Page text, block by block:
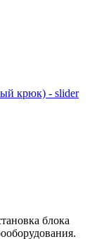
блока